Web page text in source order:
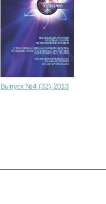
Выпуск №4 (32) 2013